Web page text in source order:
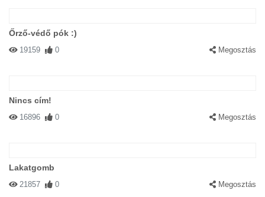
Őrző-védő pók :)
19159 0 Megosztás
Nincs cím!
16896 0 Megosztás
Lakatgomb
21857 0 Megosztás